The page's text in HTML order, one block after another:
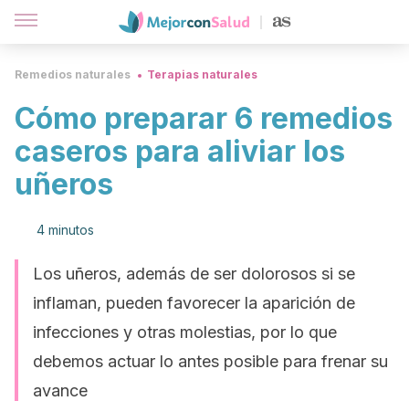
Remedios naturales Terapias naturales
Cómo preparar 6 remedios
caseros para aliviar los
uñeros
4 minutos
Los uñeros, además de ser dolorosos si se
inflaman, pueden favorecer la aparición de
infecciones y otras molestias, por lo que
debemos actuar lo antes posible para frenar su
avance